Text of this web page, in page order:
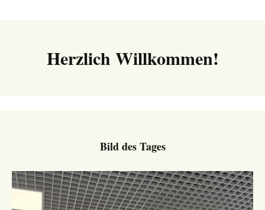
Herzlich Willkommen!
Bild des Tages